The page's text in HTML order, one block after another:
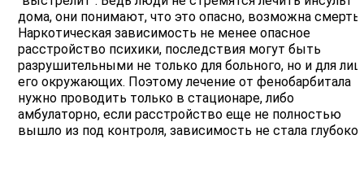
дома, они понимают, что это опасно, возможна смерть.
Наркотическая зависимость не менее опасное
расстройство психики, последствия могут быть
разрушительными не только для больного, но и для лиц,
его окружающих. Поэтому лечение от фенобарбитала
нужно проводить только в стационаре, либо
амбулаторно, если расстройство еще не полностью
вышло из под контроля, зависимость не стала